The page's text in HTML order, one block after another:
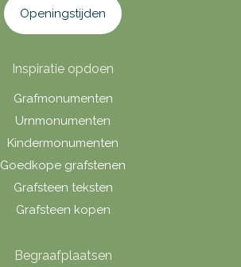
Openingstijden
Inspiratie opdoen
Grafmonumenten
Urnmonumenten
Kindermonumenten
Goedkope grafstenen
Grafsteen teksten
Grafsteen kopen
Begraafplaatsen